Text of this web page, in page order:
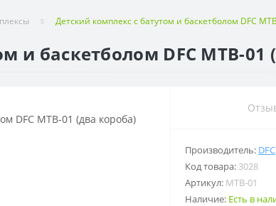
Детский комплекс с батутом и баскетболом DFC
и баскетболом DFC MTB-01
Производитель: DFC
Код товара: 3028
Артикул: MTB-01
Наличие: Есть в